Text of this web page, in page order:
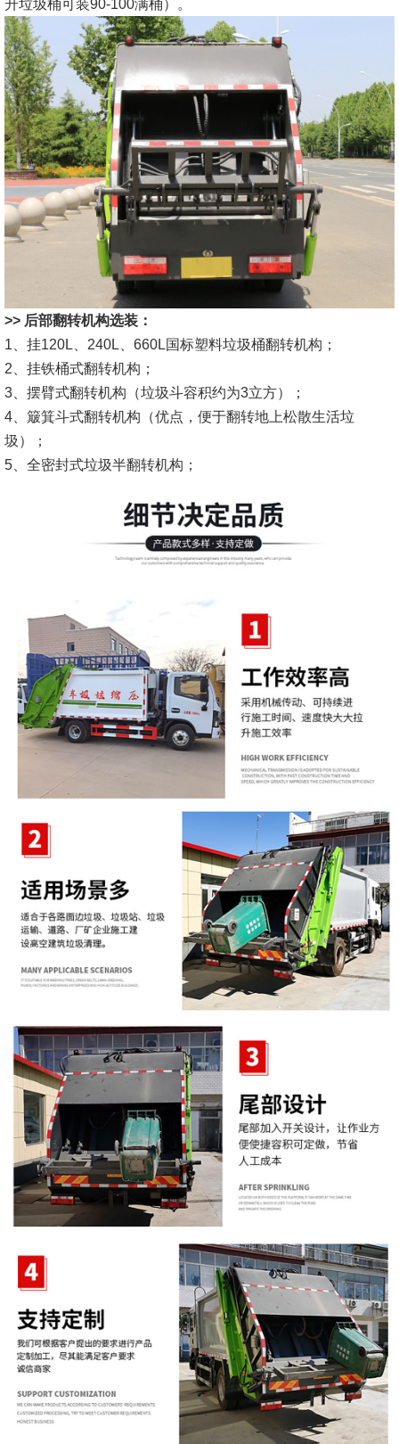
升垃圾桶可装90-100满桶）。
>> 后部翻转机构选装：
1、挂120L、240L、660L国标塑料垃圾桶翻转机构；
2、挂铁桶式翻转机构；
3、摆臂式翻转机构（垃圾斗容积约为3立方）；
4、簸箕斗式翻转机构（优点，便于翻转地上松散生活垃
圾）；
5、全密封式垃圾半翻转机构；